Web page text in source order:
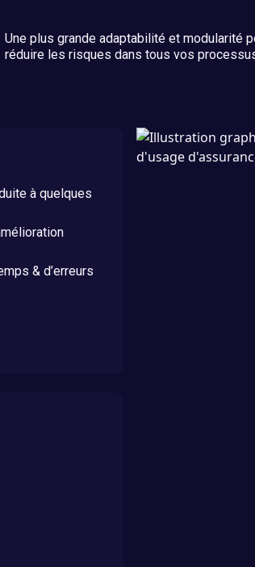
Une plus grande adaptabilité et modularité
réduire les risques dans tous vos
à quelques
& d’erreurs